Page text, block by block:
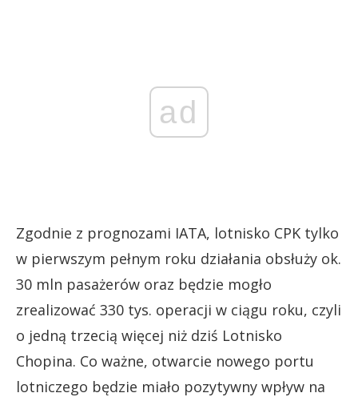
ad
Zgodnie z prognozami IATA, lotnisko CPK tylko
w pierwszym pełnym roku działania obsłuży ok.
30 mln pasażerów oraz będzie mogło
zrealizować 330 tys. operacji w ciągu roku, czyli
o jedną trzecią więcej niż dziś Lotnisko
Chopina. Co ważne, otwarcie nowego portu
lotniczego będzie miało pozytywny wpływ na